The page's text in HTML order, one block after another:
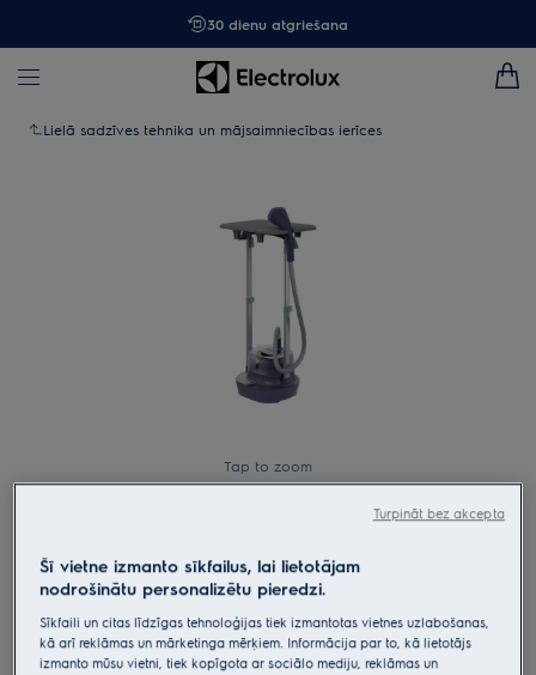
30 dienu atgriešana
Lielā sadzīves tehnika un mājsaimniecības ierīces
Tap to zoom
E7US1-4MN
7000.sērija „Delicate“ apģērba
tvaicētājs rokas auduma tvaicētājs
ar statīvu un tvaika staciju
Šī vietne izmanto sīkfailus, lai lietotājam
nodrošinātu personalizētu pieredzi.
Sīkfaili un citas līdzīgas tehnoloģijas tiek izmantotas vietnes uzlabošanas,
kā arī reklāmas un mārketinga mērķiem. Informācija par to, kā lietotājs
izmanto mūsu vietni, tiek kopīgota ar sociālo mediju, reklāmas un
Turpināt bez akcepta